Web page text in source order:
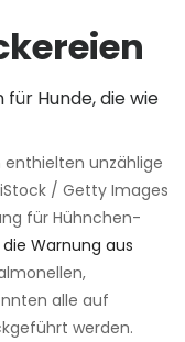
unzählige
/ Getty Images
für Hühnchen-
Warnung aus
alle auf
werden.